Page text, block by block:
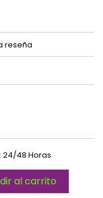
reseña
24/48 Horas
al carrito